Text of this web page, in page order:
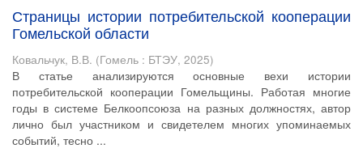
Страницы истории потребительской кооперации
Гомельской области
Ковальчук, В.В. (Гомель : БТЭУ, 2025)
В статье анализируются основные вехи истории
потребительской кооперации Гомельщины. Работая многие
годы в системе Белкоопсоюза на разных должностях, автор
лично был участником и свидетелем многих упоминаемых
событий, тесно ...